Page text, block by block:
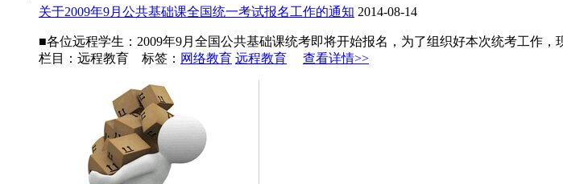
关于2009年9月公共基础课全国统一考试报名工作的通知 2014-08-14
■各位远程学生：2009年9月全国公共基础课统考即将开始报名，为了组织好本次统考工作，
栏目：远程教育 标签： 网络教育 远程教育 查看详情>>